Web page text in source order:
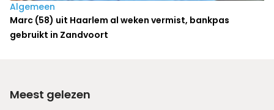
Algemeen
Marc (58) uit Haarlem al weken vermist, bankpas
gebruikt in Zandvoort
Meest gelezen